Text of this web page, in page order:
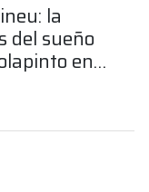
la
del sueño
en